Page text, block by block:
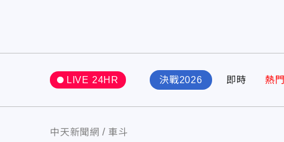
LIVE 24HR 決戰2026 即時 熱門
中天新聞網 車斗